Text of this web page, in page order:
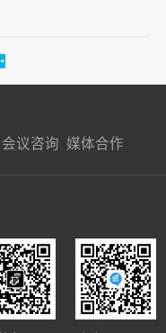
会议咨询 媒体合作
接开聊